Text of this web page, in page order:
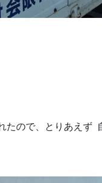
たので、とりあえず